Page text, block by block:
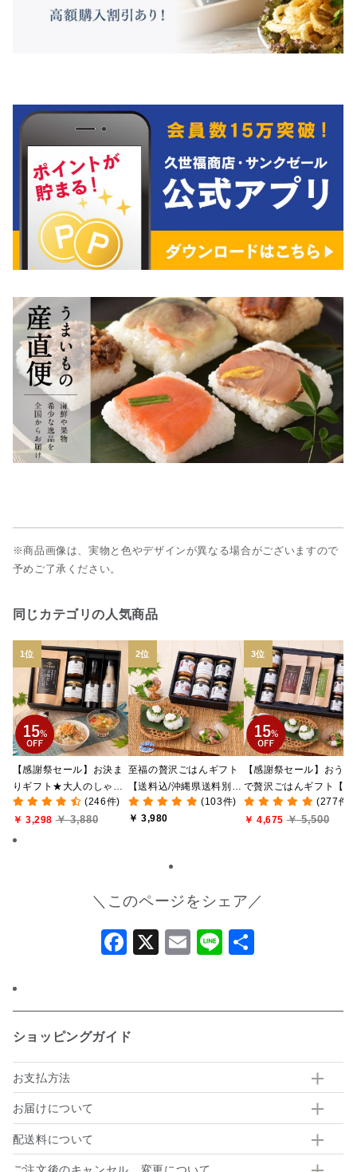
※商品画像は、実物と色やデザインが異なる場合がございますので
予めご了承ください。
同じカテゴリの人気商品
【感謝祭セール】お決ま
りギフト★大人のしゃけ
しゃけめんたい入り【送
料込/沖縄県送料別途】
【化粧箱包装付】
(246件)
￥ 3,298 ￥ 3,880
至福の贅沢ごはんギフト
【送料込/沖縄県送料別
途】【化粧箱包装付/オン
ライン限定】
(103件)
￥ 3,980
【感謝祭セール】おうち
で贅沢ごはんギフト【送
料無料/沖縄県送料別途】
【化粧箱包装付/オンライ
(277件)
￥ 4,675 ￥ 5,500
＼このページをシェア／
Facebook
X Email
Line
ショッピングガイド
お支払方法
お届けについて
配送料について